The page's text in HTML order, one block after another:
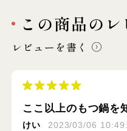
この商品のレ
レビューを書く
ここ以上のもつ鍋を
けい
2023/03/06